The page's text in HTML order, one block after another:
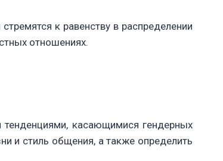
к равенству в распределении
отношениях.
касающимися гендерных
и стиль общения, а также определить